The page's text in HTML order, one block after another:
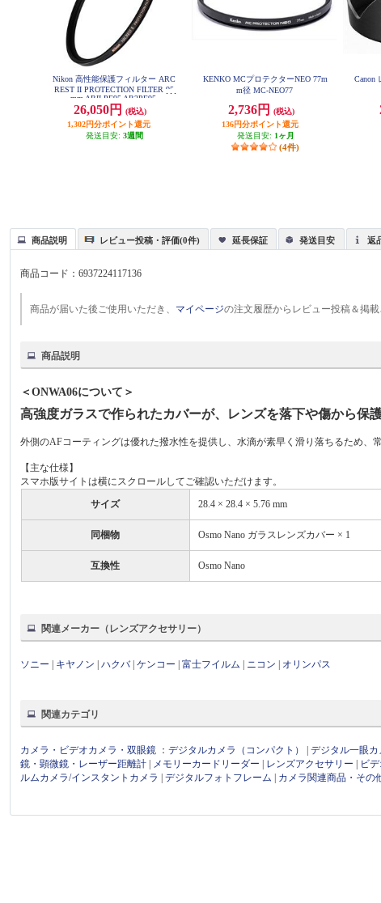
Nikon 高性能保護フィルター ARC
REST II PROTECTION FILTER 95
mm ARII-PF95 AR2PF95
26,050円
(税込)
1,302円分ポイント還元
発送目安: 3週間
KENKO MCプロテクターNEO 77m
m径 MC-NEO77
2,736円
(税込)
136円分ポイント還元
発送目安: 1ヶ月
(4件)
Canon
商品説明 レビュー投稿・評価(0件) 延長保証 発送目安 返
商品コード：6937224117136
商品が届いた後ご使用いただき、 マイページの注文履歴からレビュー投稿＆掲載
商品説明
＜ONWA06について＞
高強度ガラスで作られたカバーが、レンズを落下や傷から保護
外側のAFコーティングは優れた撥水性を提供し、水滴が素早く滑り落ちるため、
【主な仕様】
スマホ版サイトは横にスクロールしてご確認いただけます。
サイズ
28.4 × 28.4 × 5.76 mm
同梱物 Osmo Nano ガラスレンズカバー × 1
互換性 Osmo Nano
関連メーカー（レンズアクセサリー）
ソニー キヤノン |ハクバ|ケンコー |富士フイルム ニコン オリンパス
関連カテゴリ
カメラ・ビデオカメラ・双眼鏡 ：デジタルカメラ（コンパクト） |デジタル一眼カ
鏡・顕微鏡・レーザー距離計
メモリーカードリーダー レンズアクセサリー ビ
ルムカメラ/インスタントカメラ
|デジタルフォトフレーム カメラ関連商品・その